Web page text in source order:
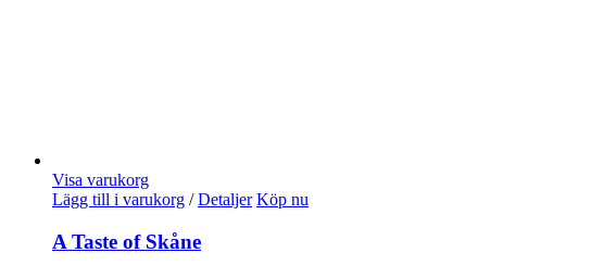
Visa varukorg
Lägg till i varukorg / Detaljer Köp nu
A Taste of Skåne